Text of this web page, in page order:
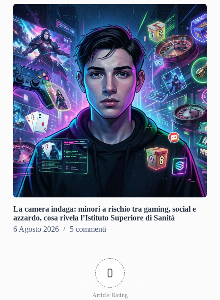
La camera indaga: minori a rischio tra gaming, social e
azzardo, cosa rivela l’Istituto Superiore di Sanità
6 Agosto 2026
5 commenti
0
Article Rating